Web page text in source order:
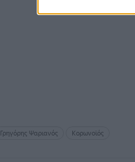
Γρηγόρης Ψαριανός Κορωνοϊός